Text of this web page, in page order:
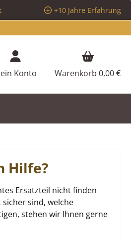
+10 Jahre Erfahrung
0 Produkte auf dem Merkzettel
Konto Warenkorb 0,00 €
Hilfe?
Ersatzteil nicht finden
sind, welche
stehen wir Ihnen gerne